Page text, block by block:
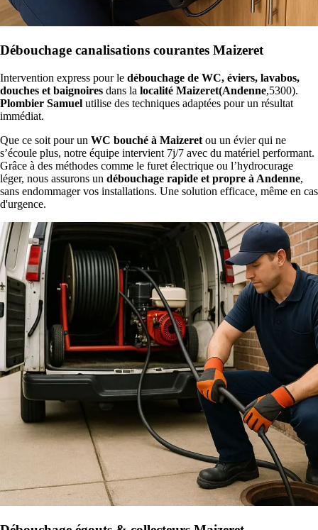
Débouchage canalisations courantes Maizeret
Intervention express pour le débouchage de WC, éviers, lavabos,
douches et baignoires dans la localité Maizeret(Andenne,5300).
Plombier Samuel utilise des techniques adaptées pour un résultat
immédiat.
Que ce soit pour un WC bouché à Maizeret ou un évier qui ne
s’écoule plus, notre équipe intervient 7j/7 avec du matériel performant.
Grâce à des méthodes comme le furet électrique ou l’hydrocurage
léger, nous assurons un débouchage rapide et propre à Andenne,
sans endommager vos installations. Une solution efficace, même en cas
d'urgence.